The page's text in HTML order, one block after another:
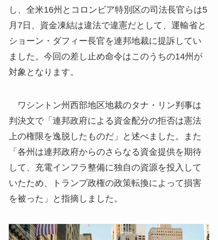
し、全米16州とコロンビア特別区の司法長官らは5
月7日、資金凍結は違法で違憲だとして、運輸省と
ショーン・ダフィー長官を連邦地裁に提訴してい
ました。今回の差し止め命令はこのうちの14州が
対象となります。
ワシントン州西部地区地裁のタナ・リン判事は
判決文で「連邦政府による資金配分の拒否は憲法
上の権限を逸脱したものだ」と述べました。また
「各州は連邦政府からのさらなる資金提供を期待
して、充電インフラ整備に独自の資源を投入して
いたため、トランプ政権の政策転換によって損害
を被った」と指摘しました。